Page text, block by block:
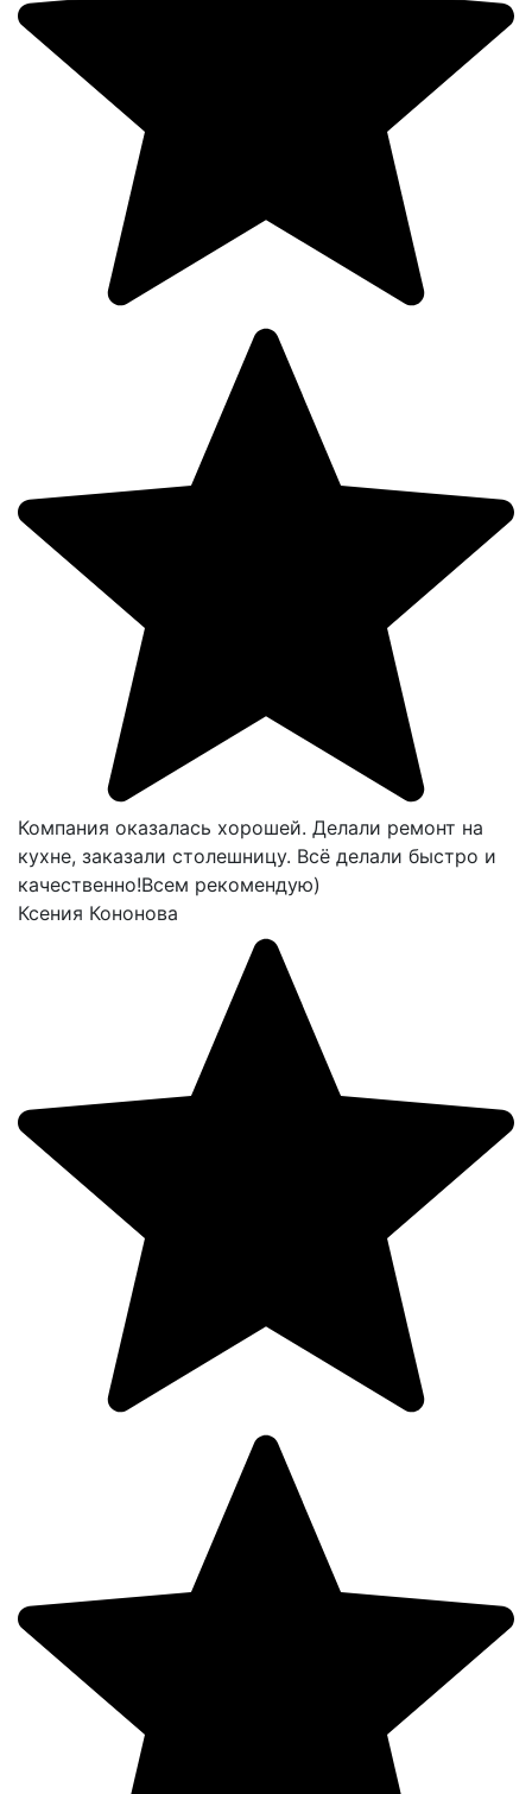
Компания оказалась хорошей. Делали ремонт на
кухне, заказали столешницу. Всё делали быстро и
качественно!Всем рекомендую)
Ксения Кононова